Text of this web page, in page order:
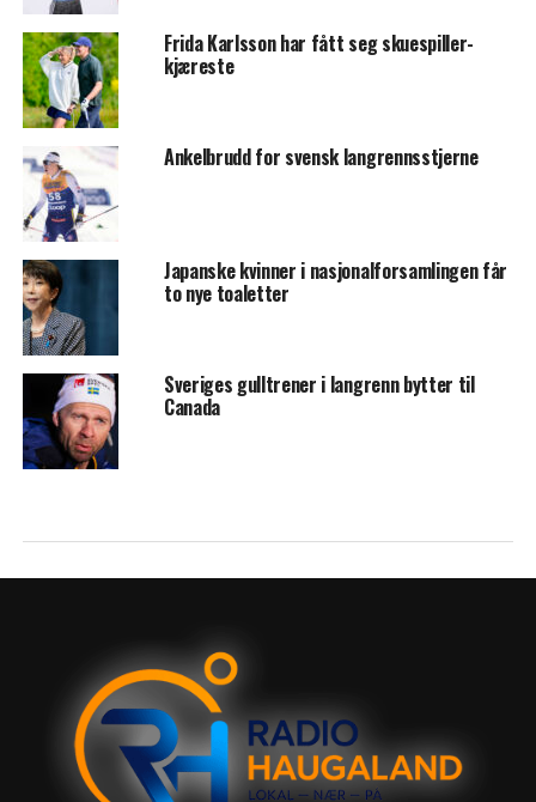
Frida Karlsson har fått seg skuespiller-
kjæreste
Ankelbrudd for svensk langrennsstjerne
Japanske kvinner i nasjonalforsamlingen får
to nye toaletter
Sveriges gulltrener i langrenn bytter til
Canada